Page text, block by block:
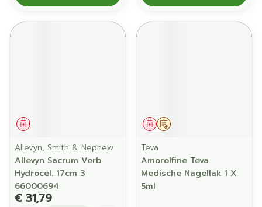
Geneesmiddel
Allevyn, Smith & Nephew
Allevyn Sacrum Verb
Hydrocel. 17cm 3
66000694
€ 31,79
Op voorschrift
Geneesmiddel
Teva
Amorolfine Teva
Medische Nagellak 1 X
5ml